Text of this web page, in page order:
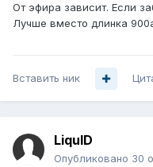
От эфира зависит. Если
Лучше вместо длинка
Вставить ник
LiquID
Опубликовано 30